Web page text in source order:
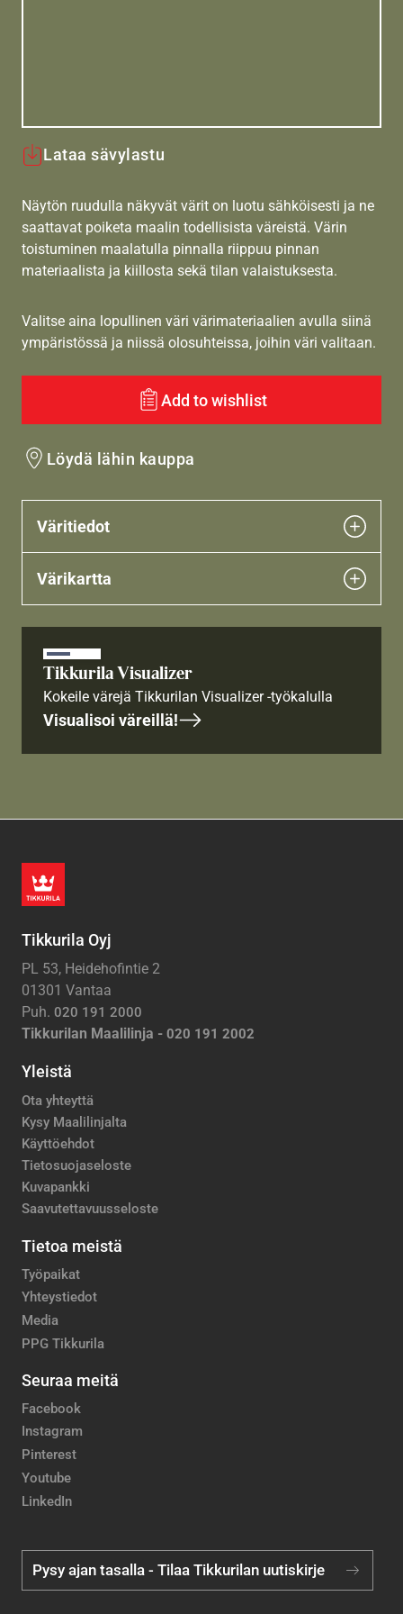
Lataa sävylastu
Näytön ruudulla näkyvät värit on luotu sähköisesti ja ne
saattavat poiketa maalin todellisista väreistä. Värin
toistuminen maalatulla pinnalla riippuu pinnan
materiaalista ja kiillosta sekä tilan valaistuksesta.
Valitse aina lopullinen väri värimateriaalien avulla siinä
ympäristössä ja niissä olosuhteissa, joihin väri valitaan.
Add to wishlist
Löydä lähin kauppa
Väritiedot
Värikartta
Tikkurila Visualizer
Kokeile värejä Tikkurilan Visualizer -työkalulla
Visualisoi väreillä!
Tikkurila Oyj
PL 53, Heidehofintie 2
01301 Vantaa
Puh. 020 191 2000
Tikkurilan Maalilinja - 020 191 2002
Yleistä
Ota yhteyttä
Kysy Maalilinjalta
Käyttöehdot
Tietosuojaseloste
Kuvapankki
Saavutettavuusseloste
Tietoa meistä
Työpaikat
Yhteystiedot
Media
PPG Tikkurila
Seuraa meitä
Facebook
Instagram
Pinterest
Youtube
LinkedIn
Pysy ajan tasalla - Tilaa Tikkurilan uutiskirje